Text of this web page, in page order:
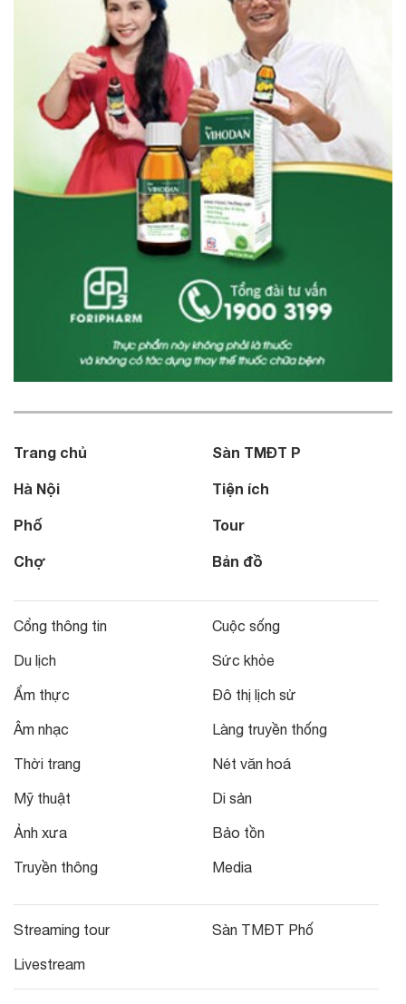
Trang chủ
Hà Nội
Phố
Chợ
Sàn TMĐT P
Tiện ích
Tour
Bản đồ
Cổng thông tin
Du lịch
Ẩm thực
Âm nhạc
Thời trang
Mỹ thuật
Ảnh xưa
Truyền thông
Cuộc sống
Sức khỏe
Đô thị lịch sử
Làng truyền thống
Nét văn hoá
Di sản
Bảo tồn
Media
Streaming tour
Livestream
Sàn TMĐT Phố